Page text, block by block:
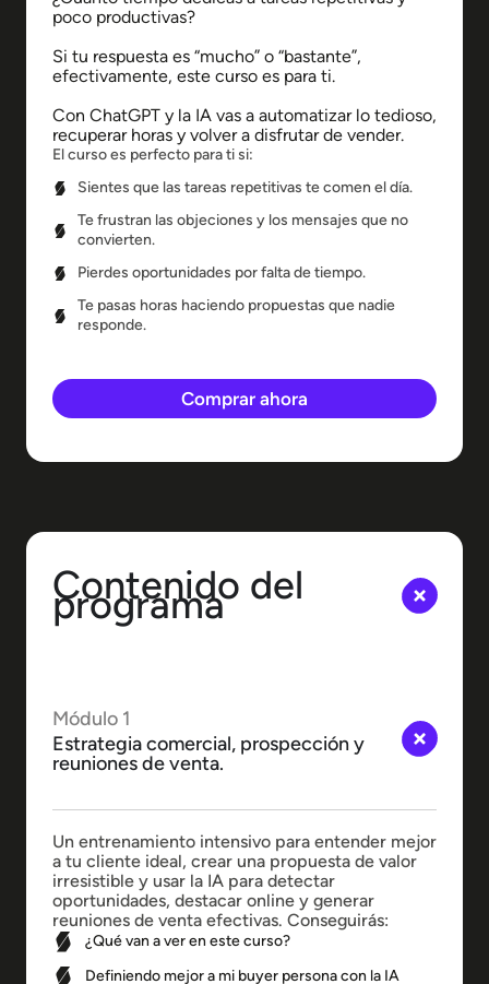
poco productivas?
Si tu respuesta es “mucho” o “bastante”,
efectivamente, este curso es para ti.
Con ChatGPT y la IA vas a automatizar lo tedioso,
recuperar horas y volver a disfrutar de vender.
El curso es perfecto para ti si:
Sientes que las tareas repetitivas te comen el día.
Te frustran las objeciones y los mensajes que no
convierten.
Pierdes oportunidades por falta de tiempo.
Te pasas horas haciendo propuestas que nadie
responde.
Comprar ahora
Contenido del
programa
Módulo 1
Estrategia comercial, prospección y
reuniones de venta.
Un entrenamiento intensivo para entender mejor
a tu cliente ideal, crear una propuesta de valor
irresistible y usar la IA para detectar
oportunidades, destacar online y generar
reuniones de venta efectivas. Conseguirás:
¿Qué van a ver en este curso?
Definiendo mejor a mi buyer persona con la IA